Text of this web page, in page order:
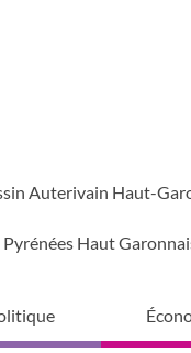
Auterivain Haut-
Pyrénées Haut